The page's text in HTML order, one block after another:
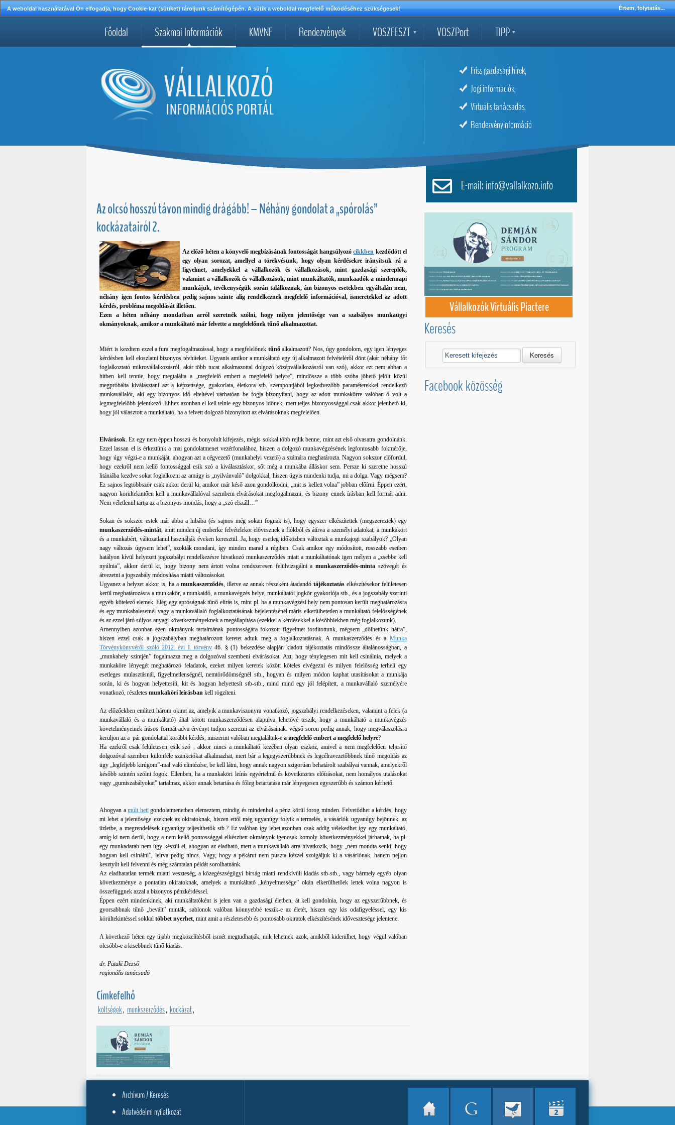
A weboldal használatával Ön elfogadja, hogy Cookie-kat (sütiket) tároljunk számítógépén. A sütik a weboldal megfelelő működéséhez szükségesek! Értem, folytatás...
Főoldal Szakmai Információk KMVNF Rendezvények VOSZFESZT VOSZPort TIPP
Friss gazdasági hírek,
Jogi információk,
Virtuális tanácsadás,
Rendezvényinformáció
Az olcsó hosszú távon mindig drágább! – Néhány gondolat a „spórolás”
kockázatairól 2.
Az előző héten a könyvelő megbízásának fontosságát hangsúlyozócikkben kezdődött el
egy olyan sorozat, amellyel a törekvésünk, hogy olyan kérdésekre irányítsuk rá a
figyelmet, amelyekkel a vállalkozók és vállalkozások, mint gazdasági szereplők,
valamint a vállalkozók és vállalkozások, mint munkáltatók, munkaadók a mindennapi
munkájuk, tevékenységük során találkoznak, ám bizonyos esetekben egyáltalán nem,
néhány igen fontos kérdésben pedig sajnos szinte alig rendelkeznek megfelelő információval, ismeretekkel az adott
kérdés, probléma megoldását illetően.
Ezen a héten néhány mondatban arról szeretnék szólni, hogy milyen jelentősége van a szabályos munkaügyi
okmányoknak, amikor a munkáltató már felvette a megfelelőnek tűnő alkalmazottat.
Miért is kezdtem ezzel a fura megfogalmazással, hogy a megfelelőnek tűnőalkalmazott? Nos, úgy gondolom, egy igen lényeges
kérdésben kell eloszlatni bizonyos tévhiteket. Ugyanis amikor a munkáltató egy új alkalmazott felvételéről dönt (akár néhány főt
foglalkoztató mikrovállalkozásról, akár több tucat alkalmazottal dolgozó középvállalkozásról van szó), akkor ezt nem abban a
hitben kell tennie, hogy megtalálta a „megfelelő embert a megfelelő helyre”, mindössze a több szóba jöhető jelölt közül
megpróbálta kiválasztani azt a képzettsége, gyakorlata, életkora stb. szempontjából legkedvezőbb paraméterekkel rendelkező
munkavállalót, aki egy bizonyos idő elteltével várhatóan be fogja bizonyítani, hogy az adott munkakörre valóban ő volt a
legmegfelelőbb jelentkező. Ehhez azonban el kell telnie egy bizonyos időnek, mert teljes bizonyossággal csak akkor jelenhető ki,
hogy jól választott a munkáltató, ha a felvett dolgozó bizonyított az elvárásoknak megfelelően.
Elvárások. Ez egy nem éppen hosszú és bonyolult kifejezés, mégis sokkal több rejlik benne, mint azt első olvasatra gondolnánk.
Ezzel lassan el is érkeztünk a mai gondolatmenet vezérfonalához, hiszen a dolgozó munkavégzésének legfontosabb fokmérője,
hogy úgy végzi-e a munkáját, ahogyan azt a cégvezető (munkahelyi vezető) a számára meghatározta. Nagyon sokszor előfordul,
hogy ezekről nem kellő fontossággal esik szó a kiválasztáskor, sőt még a munkába álláskor sem. Persze ki szeretne hosszú
litániába kezdve sokat foglalkozni az amúgy is „nyilvánvaló” dolgokkal, hiszen úgyis mindenki tudja, mi a dolga. Vagy mégsem?
Ez sajnos legtöbbször csak akkor derül ki, amikor már késő azon gondolkodni, „mit is kellett volna” jobban előírni. Éppen ezért,
nagyon körültekintően kell a munkavállalóval szembeni elvárásokat megfogalmazni, és bizony ennek írásban kell formát adni.
Nem véletlenül tartja az a bizonyos mondás, hogy a „szó elszáll…”
Sokan és sokszor estek már abba a hibába (és sajnos még sokan fognak is), hogy egyszer elkészítettek (megszereztek) egy
munkaszerződés-mintát, amit minden új emberke felvételekor elővesznek a fiókból és átírva a személyi adatokat, a munkakört
és a munkabért, változatlanul használják éveken keresztül. Ja, hogy esetleg időközben változtak a munkajogi szabályok? „Olyan
nagy változás úgysem lehet”, szokták mondani, így minden marad a régiben. Csak amikor egy módosított, rosszabb esetben
hatályon kívül helyezett jogszabályi rendelkezésre hivatkozó munkaszerződés miatt a munkáltatónak igen mélyen a „zsebbe kell
nyúlnia”, akkor derül ki, hogy bizony nem ártott volna rendszeresen felülvizsgálni amunkaszerződés-minta szövegét és
átvezetni a jogszabály módosítása miatti változásokat.
Ugyanez a helyzet akkor is, ha amunkaszerződés, illetve az annak részeként átadandó tájékoztatáselkészítésekor felületesen
kerül meghatározásra a munkakör, a munkaidő, a munkavégzés helye, munkáltatói jogkör gyakorlója stb., és a jogszabály szerinti
egyéb kötelező elemek. Elég egy apróságnak tűnő elírás is, mint pl. ha a munkavégzési hely nem pontosan került meghatározásra
és egy munkabalesetnél vagy a munkavállaló foglalkoztatásának bejelentésénél máris elkerülhetetlen a munkáltató felelősségének
és az ezzel járó súlyos anyagi következményeknek a megállapítása (ezekkel a kérdésekkel a későbbiekben még foglalkozunk).
Amennyiben azonban ezen okmányok tartalmának pontosságára fokozott figyelmet fordítottunk, mégsem „dőlhetünk hátra”,
hiszen ezzel csak a jogszabályban meghatározott keretet adtuk meg a foglalkoztatásnak. A munkaszerződés és a Munka
Törvénykönyvéről szóló 2012. évi I. törvény 46. § (1) bekezdése alapján kiadott tájékoztatás mindössze általánosságban, a
„munkahely szintjén” fogalmazza meg a dolgozóval szembeni elvárásokat. Azt, hogy ténylegesen mit kell csinálnia, melyek a
munkaköre lényegét meghatározó feladatok, ezeket milyen keretek között köteles elvégezni és milyen felelősség terheli egy
esetleges mulasztásnál, figyelmetlenségnél, nemtörődömségnél stb., hogyan és milyen módon kaphat utasításokat a munkája
során, ki és hogyan helyettesíti, kit és hogyan helyettesít stb-stb., mind mind egy jól felépített, a munkavállaló személyére
vonatkozó, részletesmunkaköri leírásbankell rögzíteni.
Az előzőekben említett három okirat az, amelyik a munkaviszonyra vonatkozó, jogszabályi rendelkezéseken, valamint a felek (a
munkavállaló és a munkáltató) által kötött munkaszerződésen alapulva lehetővé teszik, hogy a munkáltató a munkavégzés
követelményeinek írásos formát adva érvényt tudjon szerezni az elvárásainak. végső soron pedig annak, hogy megválaszolásra
kerüljön az a pár gondolattal korábbi kérdés, miszerint valóban megtaláltuk-ea megfelelő embert a megfelelő helyre?
Ha ezekről csak felületesen esik szó , akkor nincs a munkáltató kezében olyan eszköz, amivel a nem megfelelően teljesítő
dolgozóval szemben különféle szankciókat alkalmazhat, mert bár a legegyszerűbbnek és legcélravezetőbbnek tűnő megoldás az
ügy „legfeljebb kirúgom”-mal való elintézése, be kell látni, hogy annak nagyon szigorúan behatárolt szabályai vannak, amelyekről
később szintén szólni fogok. Ellenben, ha a munkaköri leírás egyértelmű és következetes előírásokat, nem homályos utalásokat
vagy „gumiszabályokat” tartalmaz, akkor annak betartása és főleg betartatása már lényegesen egyszerűbb és számon kérhető.
Ahogyan amúlt hetigondolatmenetben elemeztem, mindig és mindenhol a pénz körül forog minden. Felvetődhet a kérdés, hogy
mi lehet a jelentősége ezeknek az okiratoknak, hiszen ettől még ugyanúgy folyik a termelés, a vásárlók ugyanúgy bejönnek, az
üzletbe, a megrendelések ugyanúgy teljesíthetők stb.? Ez valóban így lehet,azonban csak addig vélekedhet így egy munkáltató,
amíg ki nem derül, hogy a nem kellő pontossággal elkészített okmányok igencsak komoly következményekkel járhatnak, ha pl.
egy munkadarab nem úgy készül el, ahogyan az eladható, mert a munkavállaló arra hivatkozik, hogy „nem mondta senki, hogy
hogyan kell csinálni”, leírva pedig nincs. Vagy, hogy a pékárut nem puszta kézzel szolgáljuk ki a vásárlónak, hanem nejlon
kesztyűt kell felvenni és még számtalan példát sorolhatnánk.
Az eladhatatlan termék miatti veszteség, a közegészségügyi bírság miatti rendkívüli kiadás stb-stb., vagy bármely egyéb olyan
következménye a pontatlan okiratoknak, amelyek a munkáltató „kényelmessége” okán elkerülhetőek lettek volna nagyon is
összefüggnek azzal a bizonyos pénzkérdéssel.
Éppen ezért mindenkinek, aki munkáltatóként is jelen van a gazdasági életben, át kell gondolnia, hogy az egyszerűbbnek, és
gyorsabbnak tűnő „bevált” minták, sablonok valóban könnyebbé teszik-e az életét, hiszen egy kis odafigyeléssel, egy kis
körültekintéssel sokkaltöbbet nyerhet, mint amit a részletesebb és pontosabb okiratok elkészítésének idővesztesége jelentene.
A következő héten egy újabb megközelítésből ismét megtudhatják, mik lehetnek azok, amikből kiderülhet, hogy végül valóban
olcsóbb-e a kisebbnek tűnő kiadás.
dr. Pataki Dezső
regionális tanácsadó
Címkefelhő
költségek, munkszerződés, kockázat,
E-mail: info@vallalkozo.info
Vállalkozók Virtuális Piactere
Keresés
Keresés
Facebook közösség
Archívum / Keresés
Adatvédelmi nyilatkozat